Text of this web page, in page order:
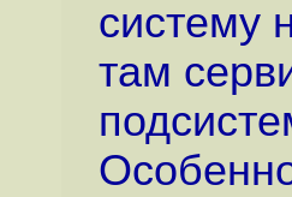
систему
там